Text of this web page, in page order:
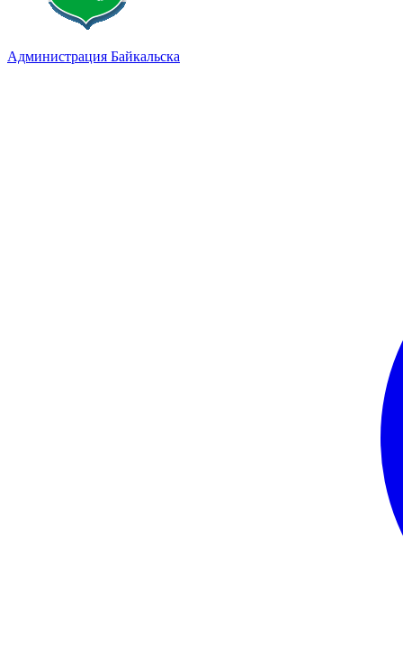
Администрация Байкальска